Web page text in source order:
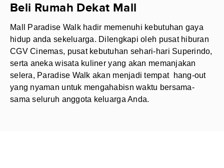
Beli Rumah Dekat Mall
Mall Paradise Walk hadir memenuhi kebutuhan gaya
hidup anda sekeluarga. Dilengkapi oleh pusat hiburan
CGV Cinemas, pusat kebutuhan sehari-hari Superindo,
serta aneka wisata kuliner yang akan memanjakan
selera, Paradise Walk akan menjadi tempat hang-out
yang nyaman untuk mengahabisn waktu bersama-
sama seluruh anggota keluarga Anda.